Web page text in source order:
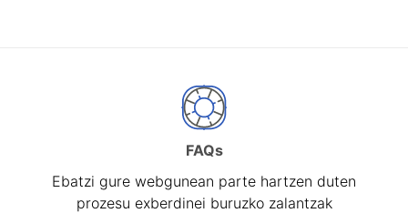
FAQs
Ebatzi gure webgunean parte hartzen duten
prozesu exberdinei buruzko zalantzak